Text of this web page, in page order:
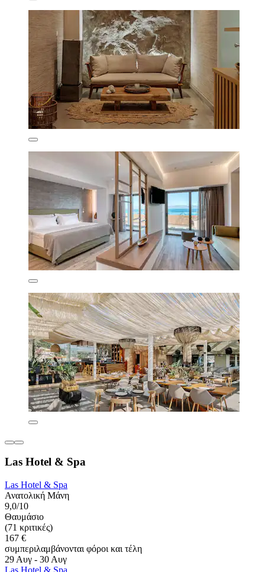
Las Hotel & Spa
Las Hotel & Spa
Ανατολική Μάνη
9,0/10
Θαυμάσιο
(71 κριτικές)
167 €
συμπεριλαμβάνονται φόροι και τέλη
29 Αυγ - 30 Αυγ
Las Hotel & Spa